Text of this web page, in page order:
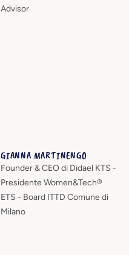
Advisor
GIANNA MARTINENGO
Founder & CEO di Didael KTS -
Presidente Women&Tech®
ETS - Board ITTD Comune di
Milano